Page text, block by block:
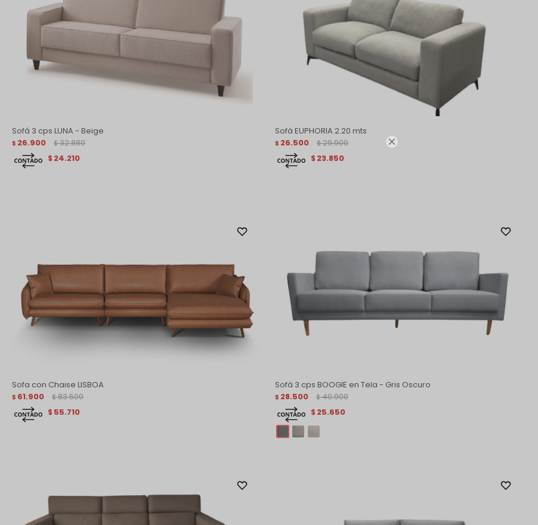

Sofá 3 cps LUNA - Beige
$ 26.900 $ 32.880
$ 24.210
Sofá EUPHORIA 2.20 mts
$ 26.500 $ 29.900
$ 23.850
Sofa con Chaise LISBOA
$ 61.900 $ 83.500
$ 55.710
Sofá 3 cps BOOGIE en Tela - Gris Oscuro
$ 28.500 $ 40.900
$ 25.650